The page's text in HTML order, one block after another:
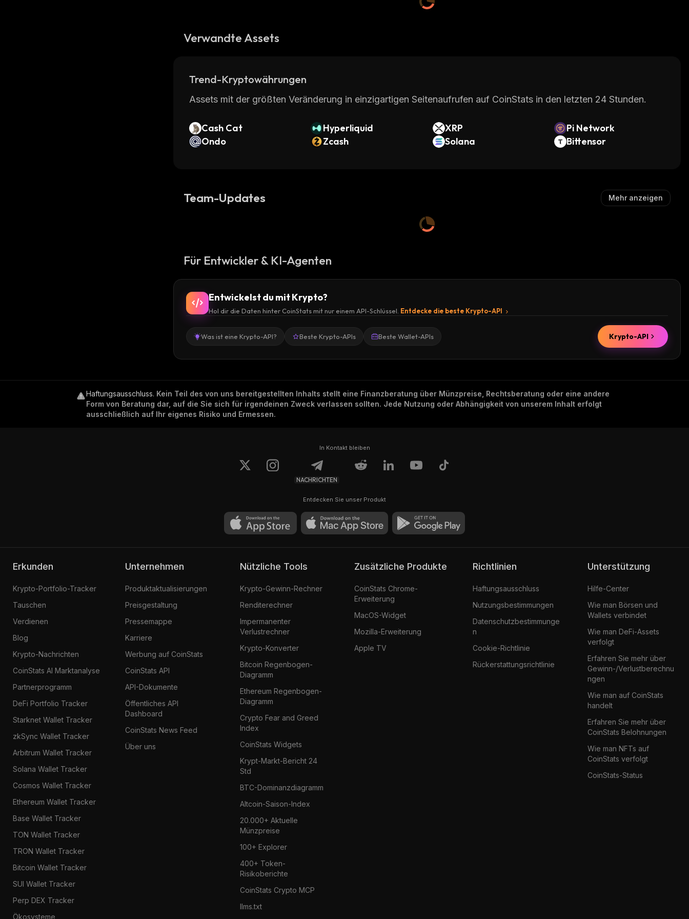
Verwandte Assets
Trend-Kryptowährungen
Assets mit der größten Veränderung in einzigartigen Seitenaufrufen auf CoinStats in den letzten 24 Stunden.
Cash Cat Hyperliquid XRP
Pi Network
Ondo
Zcash Solana Bittensor
Team-Updates Mehr anzeigen
Für Entwickler & KI-Agenten
Entwickelst du mit Krypto?
Hol dir die Daten hinter CoinStats mit nur einem API-Schlüssel. Entdecke die beste Krypto-API
Was ist eine Krypto-API? Beste Krypto-APIs Beste Wallet-APIs Krypto-API
Haftungsausschluss. Kein Teil des von uns bereitgestellten Inhalts stellt eine Finanzberatung über Münzpreise, Rechtsberatung oder eine andere
Form von Beratung dar, auf die Sie sich für irgendeinen Zweck verlassen sollten. Jede Nutzung oder Abhängigkeit von unserem Inhalt erfolgt
ausschließlich auf Ihr eigenes Risiko und Ermessen.
In Kontakt bleiben
NACHRICHTEN
Entdecken Sie unser Produkt
Erkunden
Krypto-Portfolio-Tracker
Tauschen
Verdienen
Blog
Krypto-Nachrichten
CoinStats AI Marktanalyse
Partnerprogramm
DeFi Portfolio Tracker
Starknet Wallet Tracker
zkSync Wallet Tracker
Arbitrum Wallet Tracker
Solana Wallet Tracker
Cosmos Wallet Tracker
Ethereum Wallet Tracker
Base Wallet Tracker
TON Wallet Tracker
TRON Wallet Tracker
Bitcoin Wallet Tracker
SUI Wallet Tracker
Perp DEX Tracker
Ökosysteme
Unternehmen
Produktaktualisierungen
Preisgestaltung
Pressemappe
Karriere
Werbung auf CoinStats
CoinStats API
API-Dokumente
Öffentliches API
Dashboard
CoinStats News Feed
Über uns
Nützliche Tools
Krypto-Gewinn-Rechner
Renditerechner
Impermanenter
Verlustrechner
Krypto-Konverter
Bitcoin Regenbogen-
Diagramm
Ethereum Regenbogen-
Diagramm
Crypto Fear and Greed
Index
CoinStats Widgets
Krypt-Markt-Bericht 24
Std
BTC-Dominanzdiagramm
Altcoin-Saison-Index
20.000+ Aktuelle
Münzpreise
100+ Explorer
400+ Token-
Risikoberichte
CoinStats Crypto MCP
llms.txt
Zusätzliche Produkte
CoinStats Chrome-
Erweiterung
MacOS-Widget
Mozilla-Erweiterung
Apple TV
Richtlinien
Haftungsausschluss
Nutzungsbestimmungen
Datenschutzbestimmunge
n
Cookie-Richtlinie
Rückerstattungsrichtlinie
Unterstützung
Hilfe-Center
Wie man Börsen und
Wallets verbindet
Wie man DeFi-Assets
verfolgt
Erfahren Sie mehr über
Gewinn-/Verlustberechnu
ngen
Wie man auf CoinStats
handelt
Erfahren Sie mehr über
CoinStats Belohnungen
Wie man NFTs auf
CoinStats verfolgt
CoinStats-Status